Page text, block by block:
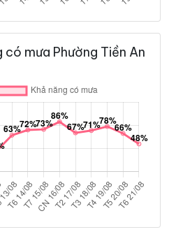
mưa Phường Tiền An